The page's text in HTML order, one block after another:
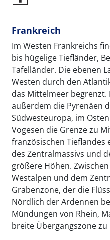
Frankreich
Im Westen Frankreichs
bis hügelige Tiefländer,
Tafelländer. Die ebenen
Westen durch den
das Mittelmeer begrenzt.
außerdem die Pyrenäen
Südwesteuropa, im
Vogesen die Grenze zu
französischen Tieflandes
des Zentralmassivs und
größere Höhen.
Westalpen und dem
Grabenzone, der die
Nördlich der Ardennen
Mündungen von Rhein,
breite Übergangszone